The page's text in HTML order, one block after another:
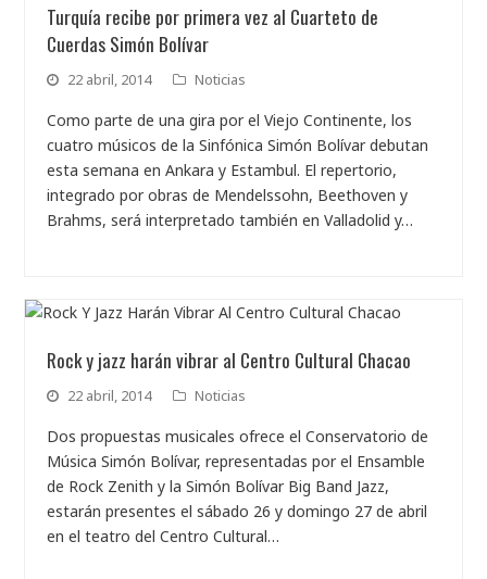
Turquía recibe por primera vez al Cuarteto de
Cuerdas Simón Bolívar
22 abril, 2014 Noticias
Como parte de una gira por el Viejo Continente, los
cuatro músicos de la Sinfónica Simón Bolívar debutan
esta semana en Ankara y Estambul. El repertorio,
integrado por obras de Mendelssohn, Beethoven y
Brahms, será interpretado también en Valladolid y…
Rock y jazz harán vibrar al Centro Cultural Chacao
22 abril, 2014 Noticias
Dos propuestas musicales ofrece el Conservatorio de
Música Simón Bolívar, representadas por el Ensamble
de Rock Zenith y la Simón Bolívar Big Band Jazz,
estarán presentes el sábado 26 y domingo 27 de abril
en el teatro del Centro Cultural…